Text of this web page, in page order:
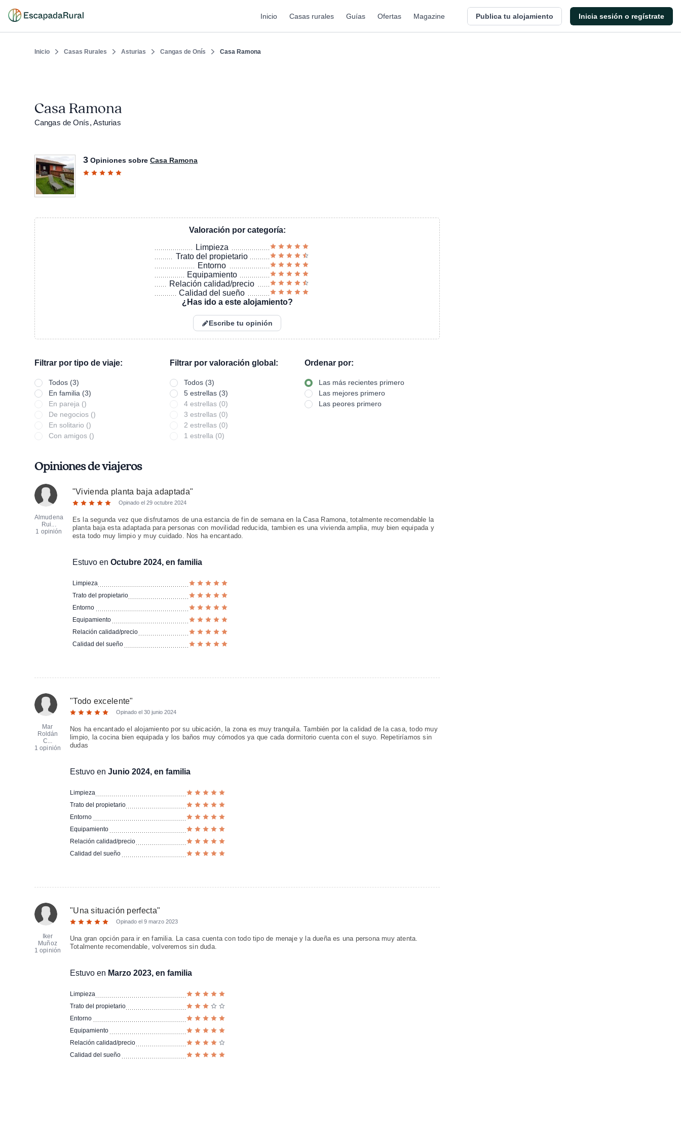
Inicio Casas rurales Guías Ofertas Magazine Publica tu alojamiento Inicia sesión o regístrate
Inicio Casas Rurales Asturias Cangas de Onís Casa Ramona
Casa Ramona
Cangas de Onís, Asturias
3 Opiniones sobre Casa Ramona
Valoración por categoría:
Limpieza
Trato del propietario
Entorno
Equipamiento
Relación calidad/precio
Calidad del sueño
¿Has ido a este alojamiento?
Escribe tu opinión
Filtrar por tipo de viaje:
Todos (3)
En familia (3)
En pareja ()
De negocios ()
En solitario ()
Con amigos ()
Filtrar por valoración global:
Todos (3)
5 estrellas (3)
4 estrellas (0)
3 estrellas (0)
2 estrellas (0)
1 estrella (0)
Ordenar por:
Las más recientes primero
Las mejores primero
Las peores primero
Opiniones de viajeros
Almudena
Rui...
1 opinión
"Vivienda planta baja adaptada"
Opinado el 29 octubre 2024
Es la segunda vez que disfrutamos de una estancia de fin de semana en la Casa Ramona, totalmente recomendable la
planta baja esta adaptada para personas con movilidad reducida, tambien es una vivienda amplia, muy bien equipada y
esta todo muy limpio y muy cuidado. Nos ha encantado.
Estuvo en Octubre 2024, en familia
Limpieza
Trato del propietario
Entorno
Equipamiento
Relación calidad/precio
Calidad del sueño
Mar
Roldán
C...
1 opinión
"Todo excelente"
Opinado el 30 junio 2024
Nos ha encantado el alojamiento por su ubicación, la zona es muy tranquila. También por la calidad de la casa, todo muy
limpio, la cocina bien equipada y los baños muy cómodos ya que cada dormitorio cuenta con el suyo. Repetiríamos sin
dudas
Estuvo en Junio 2024, en familia
Limpieza
Trato del propietario
Entorno
Equipamiento
Relación calidad/precio
Calidad del sueño
Iker
Muñoz
1 opinión
"Una situación perfecta"
Opinado el 9 marzo 2023
Una gran opción para ir en familia. La casa cuenta con todo tipo de menaje y la dueña es una persona muy atenta.
Totalmente recomendable, volveremos sin duda.
Estuvo en Marzo 2023, en familia
Limpieza
Trato del propietario
Entorno
Equipamiento
Relación calidad/precio
Calidad del sueño